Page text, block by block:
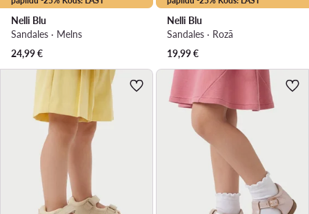
Nelli Blu
Sandales · Melns
24,99€
Nelli Blu
Sandales · Rozā
19,99€